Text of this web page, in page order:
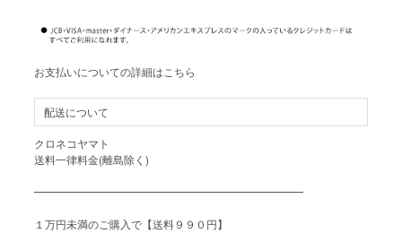
お支払いについての詳細はこちら
配送について
クロネコヤマト
送料一律料金(離島除く)
━━━━━━━━━━━━━━━━━━━━━━━━━
１万円未満のご購入で【送料９９０円】